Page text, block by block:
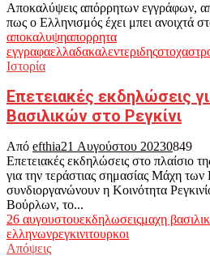
Αποκαλύψεις απόρρητων εγγράφων,
πως ο Ελληνισμός έχει μπει ανοιχτά
αποκαλυψηαπορρητα
εγγραφαελλαδακαλεντεριδης
Ιστορία
Επετειακές εκδηλώσεις
Βασιλικών στο Ρεγκίνι
Από efthia21 Αυγούστου 20230849
Επετειακές εκδηλώσεις στο πλαίσιο
για την τεράστιας σημασίας Μάχη των
συνδιοργανώνουν η Κοινότητα
Βούρλων, το...
26 αυγουστουεκδηλωσειςμαχη
ελληνωνρεγκινιτουρκοι
Απόψεις